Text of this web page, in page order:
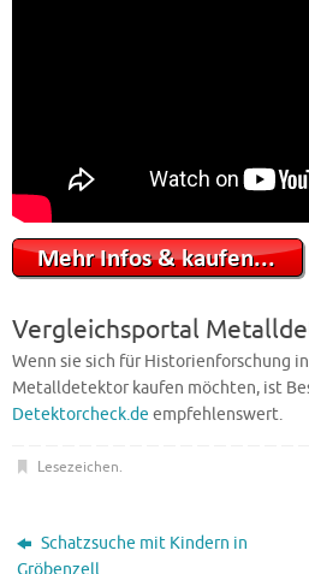
Vergleichsportal
Wenn sie sich für Historienforschung
Metalldetektor kaufen möchten, ist
Detektorcheck.de empfehlenswert.
Lesezeichen.
Schatzsuche mit Kindern in
Gröbenzell